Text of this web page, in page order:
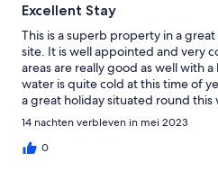
Excellent Stay
This is a superb property in a
site. It is well appointed and very
areas are really good as well with
water is quite cold at this time of
a great holiday situated round this
definitely consider booking this
14 nachten verbleven in mei 2023
0